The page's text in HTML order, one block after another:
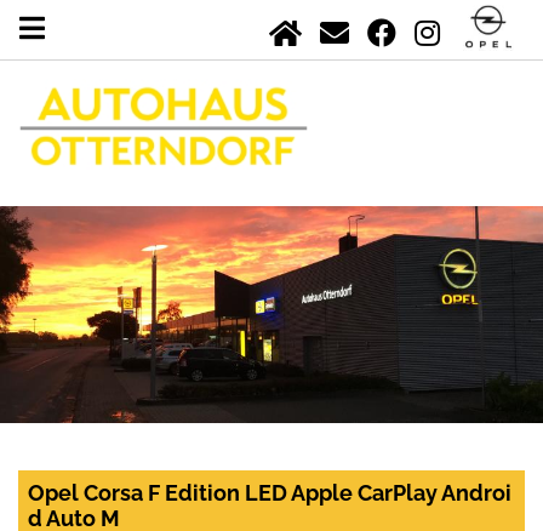
Opel Corsa F Edition LED Apple CarPlay Androi
d Auto M